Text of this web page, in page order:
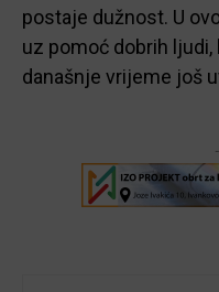
postaje dužnost. U
uz pomoć dobrih
današnje vrijeme još